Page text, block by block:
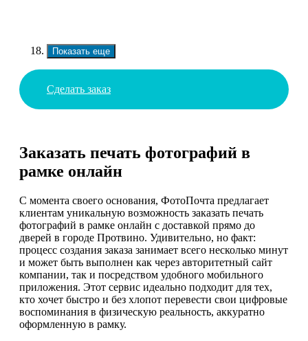
Показать еще
Сделать заказ
Заказать печать фотографий в
рамке онлайн
С момента своего основания, ФотоПочта предлагает
клиентам уникальную возможность заказать печать
фотографий в рамке онлайн с доставкой прямо до
дверей в городе Протвино. Удивительно, но факт:
процесс создания заказа занимает всего несколько минут
и может быть выполнен как через авторитетный сайт
компании, так и посредством удобного мобильного
приложения. Этот сервис идеально подходит для тех,
кто хочет быстро и без хлопот перевести свои цифровые
воспоминания в физическую реальность, аккуратно
оформленную в рамку.